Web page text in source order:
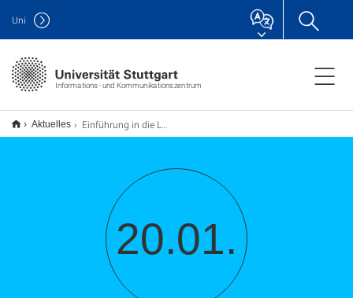
Informations- und Kommunikationszentrum
Uni
Aktuelles Einführung in die Literaturrecherche mit Web of Science (Webseminar)
20.01.